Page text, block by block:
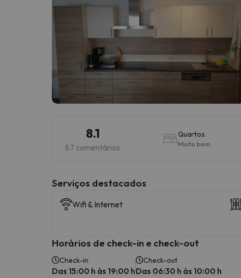
8.1
87 comentários
Quartos
Muito bom
Serviços destacados
Wifi & Internet
Horários de check-in e check-out
Check-in
Das 15:00 h às 19:00 h
Check-out
Das 06:30 h às 10:00 h